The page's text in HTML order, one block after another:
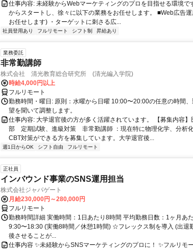
仕事内容: 未経験からWebマーケティングのプロを目指せる環境で
からスタートし、徐々に以下の業務をお任せします。 ■Web広告
お任せします) ・ターゲットに刺さる広...
社員登用あり フルリモート シフト制 昇給あり
業務委託
非常勤講師
株式会社 清光教育総合研究所 (清光編入学院)
時給4,000円以上
フルリモート
勤務時間・曜日: 原則：水曜から日曜 10:00〜20:00の任意の時間
望を聞いて調整します。
仕事内容: 大学退官後の方が多く活躍されています。 【募集内容】
部 定期試験、進級対策 非常勤講師 ：現在特に物理化学、分析
CBT対策ができる方を募集しています。大学退官後...
週1日からOK シフト自由 フルリモート
正社員
インバウンド事業のSNS運用担当
株式会社ジャパゲート
月給230,000円～280,000円
フルリモート
勤務時間詳細 実働時間：1日あたり8時間 平均勤務日数：1ヶ月あ
9:30〜18:30 (実働8時間／休憩1時間) ☆フレックス制を導入 (出退
後させることが...
仕事内容 ✨未経験からSNSマーケティングのプロに！ ✨フルリモ